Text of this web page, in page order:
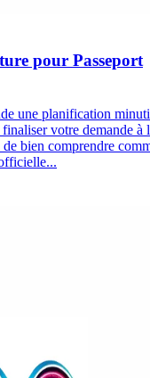
pour Passeport
une planification
votre demande à
bien comprendre